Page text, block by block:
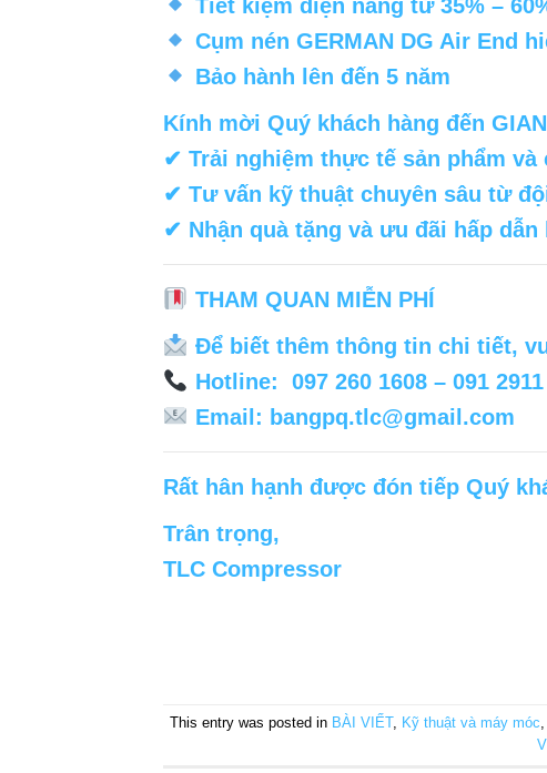
Tiết kiệm điện năng từ 35% –
Cụm nén GERMAN DG Air End
Bảo hành lên đến 5 năm
Kính mời Quý khách hàng đến
✔ Trải nghiệm thực tế sản phẩm và
✔ Tư vấn kỹ thuật chuyên sâu từ
✔ Nhận quà tặng và ưu đãi hấp
THAM QUAN MIỄN PHÍ
Để biết thêm thông tin chi tiết,
Hotline: 097 260 1608 – 091
Email: bangpq.tlc@gmail.com
Rất hân hạnh được đón tiếp Quý
Trân trọng,
TLC Compressor
This entry was posted in BÀI VIẾT, Kỹ thuật và máy móc